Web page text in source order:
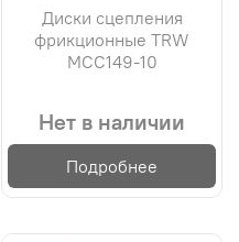
Диски сцепления
фрикционные TRW
MCC149-10
Нет в наличии
Подробнее